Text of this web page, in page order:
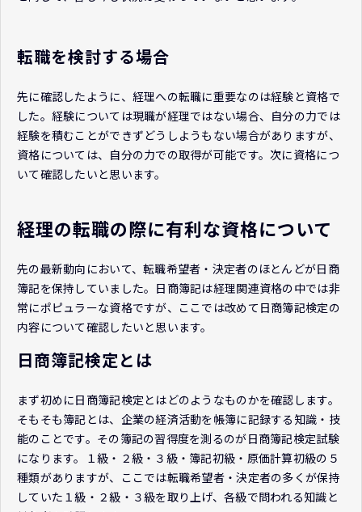
転職を検討する場合
先に確認したように、経理への転職に重要なのは経験と資格で
した。経験については現職が経理ではない場合、自分の力では
経験を積むことができずどうしようもない場合がありますが、
資格については、自分の力での取得が可能です。次に資格につ
いて確認したいと思います。
経理の転職の際に有利な資格について
先の最新動向において、転職希望者・決定者のほとんどが日商
簿記を保持していました。日商簿記は経理関連資格の中では非
常にポピュラーな資格ですが、ここでは改めて日商簿記検定の
内容について確認したいと思います。
日商簿記検定とは
まず初めに日商簿記検定とはどのようなものかを確認します。
そもそも簿記とは、企業の経済活動を帳簿に記録する知識・技
能のことです。その簿記の習得度を測るのが日商簿記検定試験
になります。１級・２級・３級・簿記初級・原価計算初級の５
種類がありますが、ここでは転職希望者・決定者の多くが保持
していた１級・２級・３級を取り上げ、各級で問われる知識と